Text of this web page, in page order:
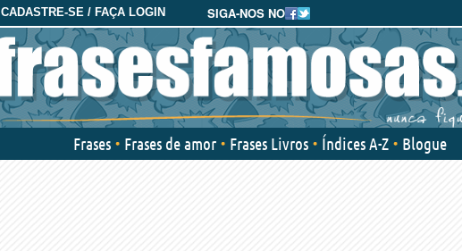
SIGA-NOS NO
CADASTRE-SE / FAÇA LOGIN
Frases Frases de amor Frases Livros Índices A-Z Blogue